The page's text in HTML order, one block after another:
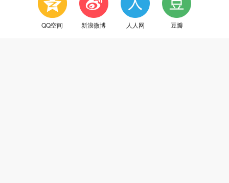
QQ空间 新浪微博 人人网 豆瓣